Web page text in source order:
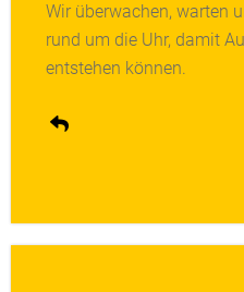
Wir überwachen, warten
rund um die Uhr, damit
entstehen können.
Unsere proaktiven
bevor sie auftreten. So